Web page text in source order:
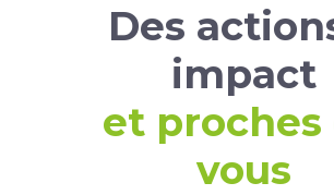
Des
impact
et proches
vous